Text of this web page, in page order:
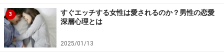
3
すぐエッチする女性は愛されるのか？男性の恋愛
深層心理とは
2025/01/13